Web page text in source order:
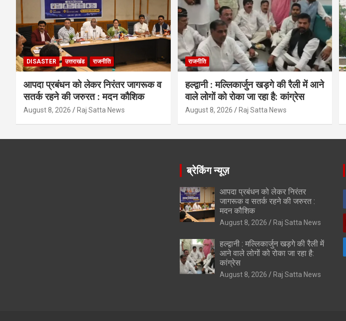
DISASTER उत्तराखंड राजनीति
आपदा प्रबंधन को लेकर निरंतर जागरूक व
सतर्क रहने की जरुरत : मदन कौशिक
August 8, 2026 Raj Satta News
राजनीति
हल्द्वानी : मल्लिकार्जुन खड़गे की रैली में आने
वाले लोगों को रोका जा रहा है: कांग्रेस
August 8, 2026 Raj Satta News
ब्रेकिंग न्यूज़
आपदा प्रबंधन को लेकर निरंतर
जागरूक व सतर्क रहने की जरुरत :
मदन कौशिक
August 8, 2026 Raj Satta News
हल्द्वानी : मल्लिकार्जुन खड़गे की रैली में
आने वाले लोगों को रोका जा रहा है:
कांग्रेस
August 8, 2026 Raj Satta News